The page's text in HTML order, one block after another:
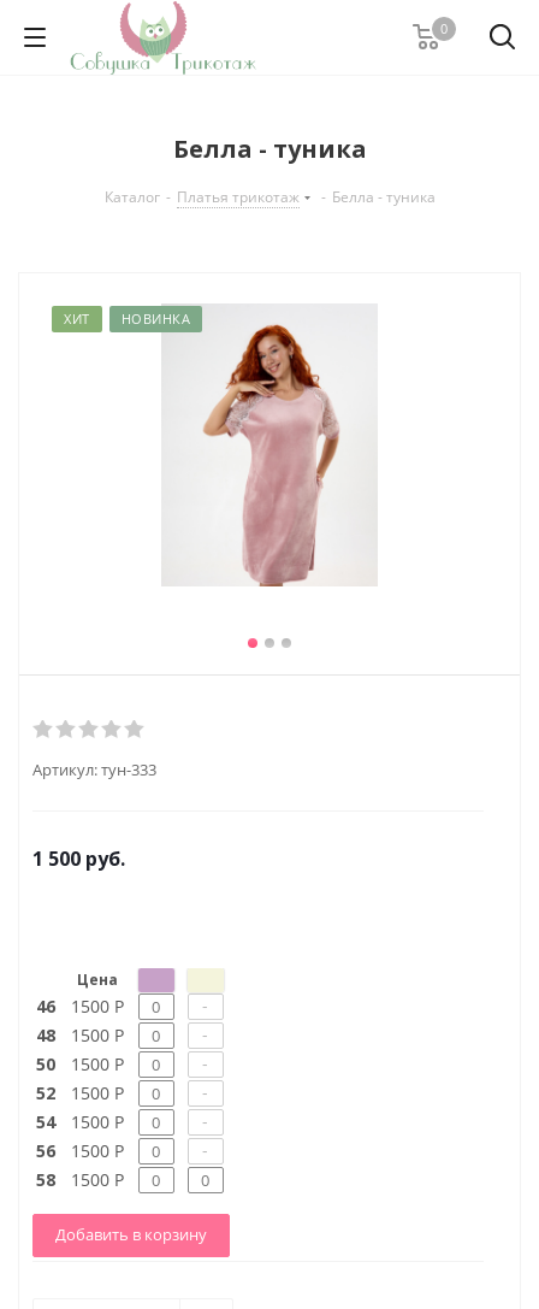
0
Белла - туника
Каталог - Платья трикотаж - Белла - туника
ХИТ НОВИНКА
Артикул:тун-333
1 500 руб.
Цена
46 1500 Р
-
48
1500 Р
-
50
1500 Р
-
52
1500 Р
-
54
1500 Р
-
56
1500 Р
-
58
1500 Р
Добавить в корзину